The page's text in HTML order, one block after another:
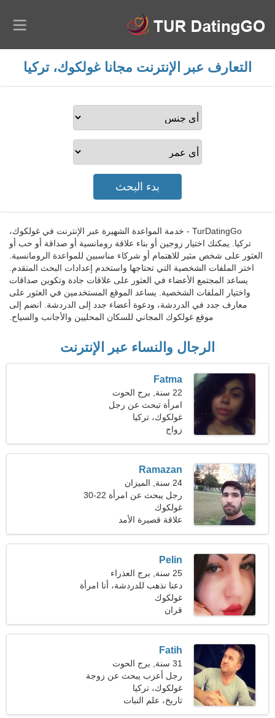
التعارف عبر الإنترنت مجانا غولكوك، تركيا
TurDatingGo - خدمة المواعدة الشهيرة عبر الإنترنت في غولكوك،
تركيا. يمكنك اختيار زوجين أو بناء علاقة رومانسية أو صداقة أو حب أو
العثور على شخص مثير للاهتمام أو شركاء مناسبين للمواعدة الرومانسية.
اختر الملفات الشخصية التي تحتاجها واستخدم إعدادات البحث المتقدم.
يساعد المجتمع الأعضاء في العثور على علاقات جادة وتكوين صداقات
واختيار الملفات الشخصية. يساعد الموقع المستخدمين في العثور على
معارف جدد في الدردشة، ودعوة أعضاء جدد إلى الدردشة. انضم إلى
موقع غولكوك المجاني للسكان المحليين والأجانب والسياح.
الرجال والنساء عبر الإنترنت
Fatma
22 سنة, برج الحوت
امرأة تبحث عن رجل
غولكوك، تركيا
زواج
Ramazan
24 سنة, الميزان
رجل يبحث عن امرأة 22-30
غولكوك
علاقة قصيرة الأمد
Pelin
25 سنة, برج العذراء
دعنا نذهب للدردشة، أنا امرأة
نحيفة
غولكوك
قران
Fatih
31 سنة, برج الحوت
رجل أعزب يبحث عن زوجة
غولكوك، تركيا
تاريخ، علم النبات